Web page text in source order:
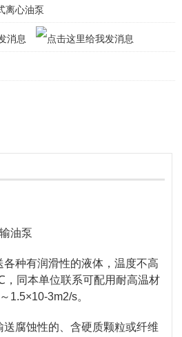
离心油泵
油泵
各种有润滑性的液体，温度不高
同本单位联系可配用耐高温材
1.5×10-3m2/s。
送腐蚀性的、含硬质颗粒或纤维